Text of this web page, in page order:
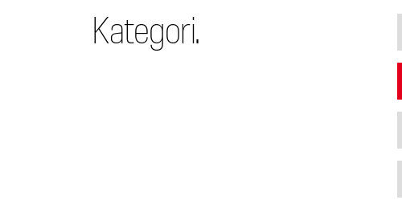
Kategori.